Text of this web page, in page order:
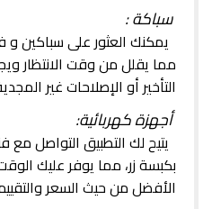
سباكة :
يمكنك العثور على سباكين
مما يقلل من وقت الانتظار
التأخير أو الإصلاحات غير
أجهزة كهربائية:
يتيح لك التطبيق التواصل مع
بكبسة زر، مما يوفر عليك
الأفضل من حيث السعر